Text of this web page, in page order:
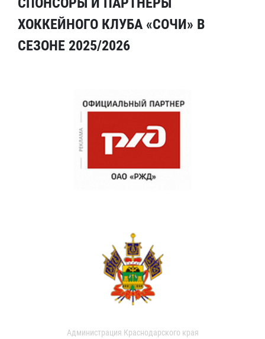
ХОККЕЙНОГО КЛУБА «СОЧИ» В
СЕЗОНЕ 2025/2026
Администрация Краснодарского края